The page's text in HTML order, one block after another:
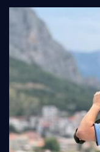
Turizam i nautika
Pomorstvo
Ribolov
Ekologija
Tradicija i kultura